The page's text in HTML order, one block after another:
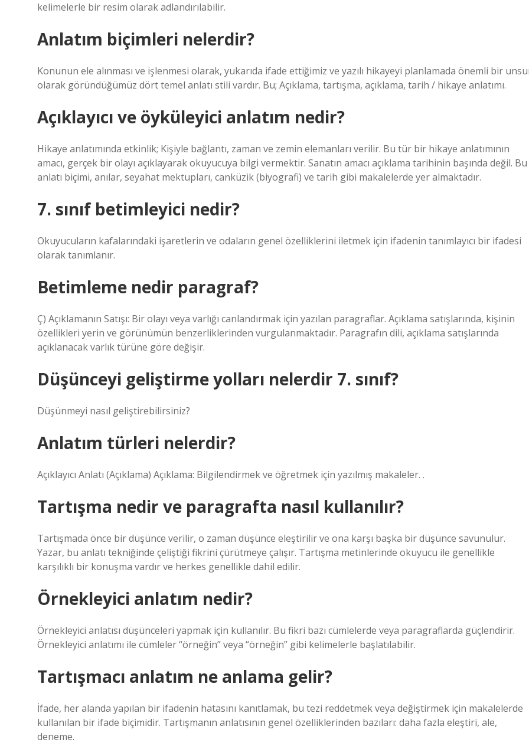
kelimelerle bir resim olarak adlandırılabilir.
Anlatım biçimleri nelerdir?
Konunun ele alınması ve işlenmesi olarak, yukarıda ifade ettiğimiz ve yazılı hikayeyi planlamada önemli bir
olarak göründüğümüz dört temel anlatı stili vardır. Bu; Açıklama, tartışma, açıklama, tarih / hikaye anlatımı.
Açıklayıcı ve öyküleyici anlatım nedir?
Hikaye anlatımında etkinlik; Kişiyle bağlantı, zaman ve zemin elemanları verilir. Bu tür bir hikaye anlatımının
amacı, gerçek bir olayı açıklayarak okuyucuya bilgi vermektir. Sanatın amacı açıklama tarihinin başında değil. Bu
anlatı biçimi, anılar, seyahat mektupları, canküzik (biyografi) ve tarih gibi makalelerde yer almaktadır.
7. sınıf betimleyici nedir?
Okuyucuların kafalarındaki işaretlerin ve odaların genel özelliklerini iletmek için ifadenin tanımlayıcı bir ifadesi
olarak tanımlanır.
Betimleme nedir paragraf?
Ç) Açıklamanın Satışı: Bir olayı veya varlığı canlandırmak için yazılan paragraflar. Açıklama satışlarında, kişinin
özellikleri yerin ve görünümün benzerliklerinden vurgulanmaktadır. Paragrafın dili, açıklama satışlarında
açıklanacak varlık türüne göre değişir.
Düşünceyi geliştirme yolları nelerdir 7. sınıf?
Düşünmeyi nasıl geliştirebilirsiniz?
Anlatım türleri nelerdir?
Açıklayıcı Anlatı (Açıklama) Açıklama: Bilgilendirmek ve öğretmek için yazılmış makaleler. .
Tartışma nedir ve paragrafta nasıl kullanılır?
Tartışmada önce bir düşünce verilir, o zaman düşünce eleştirilir ve ona karşı başka bir düşünce savunulur.
Yazar, bu anlatı tekniğinde çeliştiği fikrini çürütmeye çalışır. Tartışma metinlerinde okuyucu ile genellikle
karşılıklı bir konuşma vardır ve herkes genellikle dahil edilir.
Örnekleyici anlatım nedir?
Örnekleyici anlatısı düşünceleri yapmak için kullanılır. Bu fikri bazı cümlelerde veya paragraflarda güçlendirir.
Örnekleyici anlatımı ile cümleler “örneğin” veya “örneğin” gibi kelimelerle başlatılabilir.
Tartışmacı anlatım ne anlama gelir?
İfade, her alanda yapılan bir ifadenin hatasını kanıtlamak, bu tezi reddetmek veya değiştirmek için makalelerde
kullanılan bir ifade biçimidir. Tartışmanın anlatısının genel özelliklerinden bazıları: daha fazla eleştiri, ale,
deneme.